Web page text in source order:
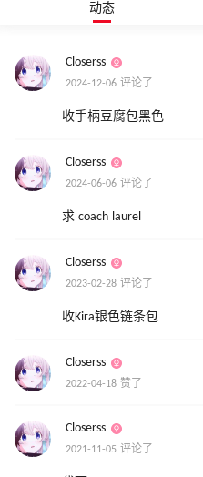
动态
Closerss
2024-12-06 评论了
收手柄豆腐包黑色
Closerss
2024-06-06 评论了
求 coach laurel
Closerss
2023-02-28 评论了
收Kira银色链条包
Closerss
2022-04-18 赞了
Closerss
2021-11-05 评论了